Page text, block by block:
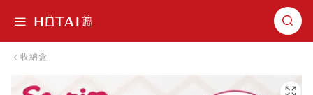
收納盒
跳到圖片庫的末尾